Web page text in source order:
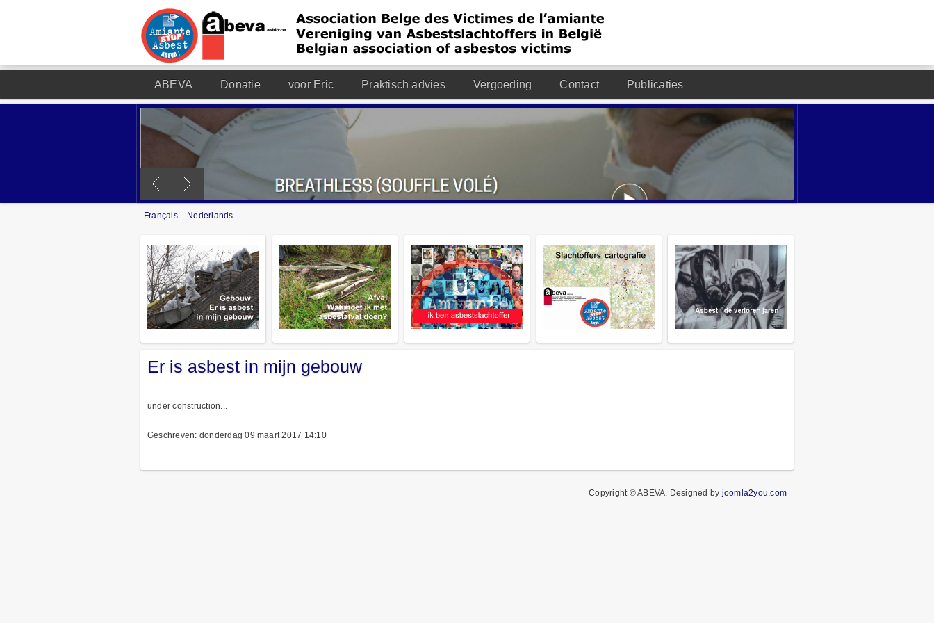
ABEVA Donatie voor Eric Praktisch advies Vergoeding Contact Publicaties
Français Nederlands
Er is asbest in mijn gebouw
under construction...
Geschreven: donderdag 09 maart 2017 14:10
Copyright © ABEVA. Designed by joomla2you.com